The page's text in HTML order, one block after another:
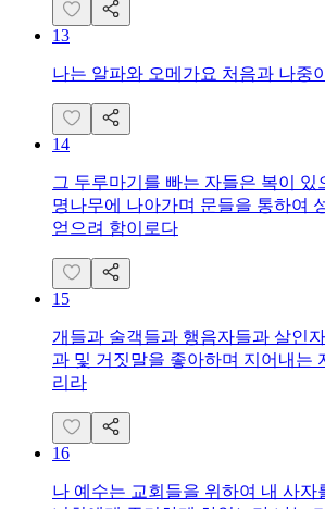
13
나는 알파와 오메가요 처음과 나중
14
그 두루마기를 빠는 자들은 복이 있
명나무에 나아가며 문들을 통하여
얻으려 함이로다
15
개들과 술객들과 행음자들과 살인
과 및 거짓말을 좋아하며 지어내는
리라
16
나 예수는 교회들을 위하여 내 사자